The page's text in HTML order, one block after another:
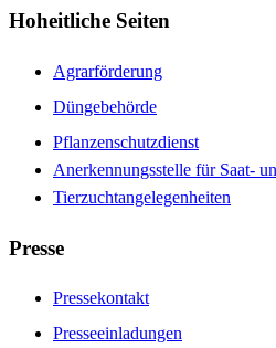
Hoheitliche Seiten
Agrarförderung
Düngebehörde
Pflanzenschutzdienst
Anerkennungsstelle für Saat-
Tierzuchtangelegenheiten
Presse
Pressekontakt
Presseeinladungen